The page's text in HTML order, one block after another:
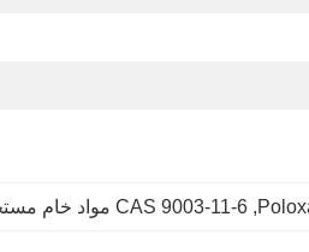
, CAS 9003-11-6 مواد خام مستحضرات التجميل